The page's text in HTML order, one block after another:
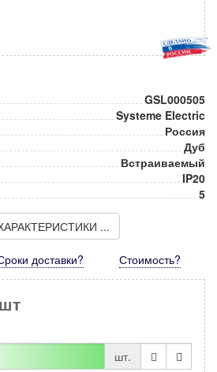
GSL000505
Systeme Electric
Россия
Дуб
Встраиваемый
IP20
5
...
доставки? Стоимость?
шт.